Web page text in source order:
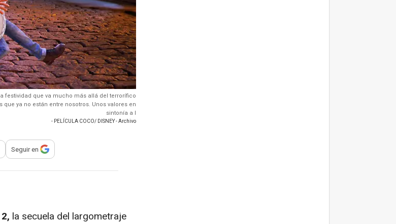
festividad que va mucho más allá del terrorífico
ya no están entre nosotros. Unos valores en
sintonía a l
- PELÍCULA COCO/ DISNEY - Archivo
para compartir
Seguir en
la secuela del largometraje